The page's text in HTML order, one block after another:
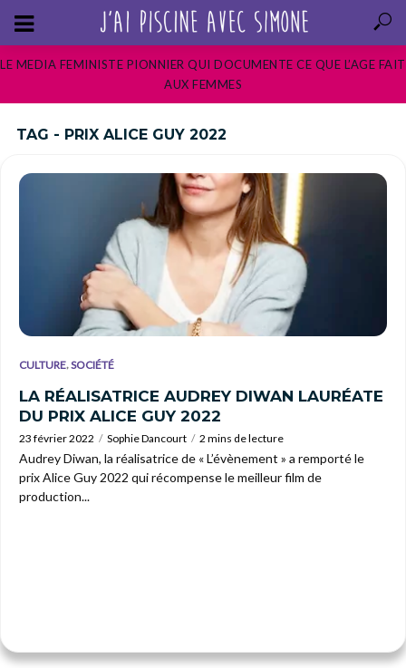
LE MEDIA FEMINISTE PIONNIER QUI DOCUMENTE CE QUE L’AGE FAIT
AUX FEMMES
TAG - PRIX ALICE GUY 2022
CULTURE,SOCIÉTÉ
LA RÉALISATRICE AUDREY DIWAN LAURÉATE
DU PRIX ALICE GUY 2022
23 février 2022 Sophie Dancourt 2 mins de lecture
Audrey Diwan, la réalisatrice de « L’évènement » a remporté le
prix Alice Guy 2022 qui récompense le meilleur film de
production...